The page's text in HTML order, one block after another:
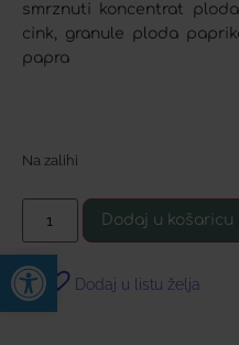
Open toolbar
smrznuti koncentrat
cink, granule ploda
papra
Na zalihi
Dodaj u košaricu
Dodaj u listu želja